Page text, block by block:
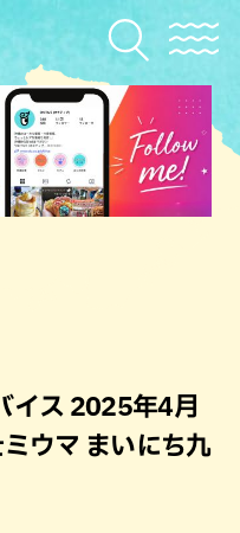
イス 2025年4月
ウマ まいにち九